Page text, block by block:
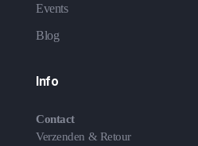
Events
Blog
Info
Contact
Verzenden & Retour